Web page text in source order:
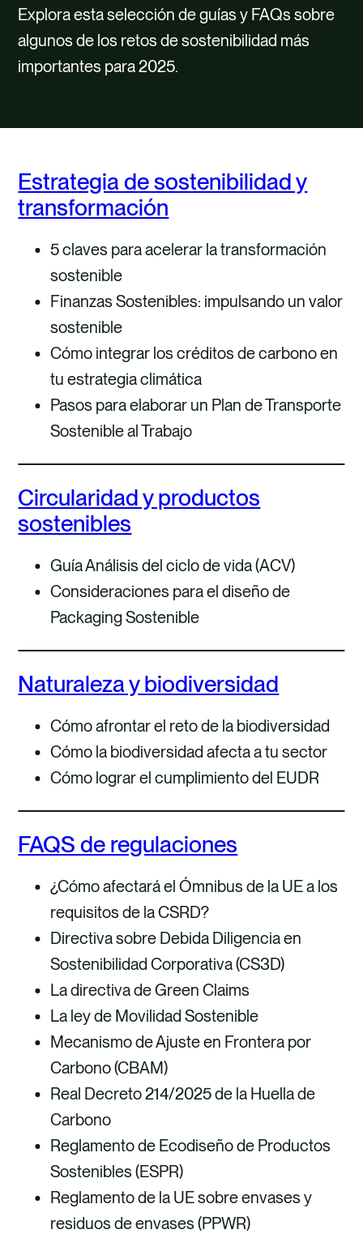
CONTACTO
Explora esta selección de guías y FAQs sobre
algunos de los retos de sostenibilidad más
importantes para 2025.
Estrategia de sostenibilidad y
transformación
5 claves para acelerar la transformación
sostenible
Finanzas Sostenibles: impulsando un valor
sostenible
Cómo integrar los créditos de carbono en
tu estrategia climática
Pasos para elaborar un Plan de Transporte
Sostenible al Trabajo
Circularidad y productos
sostenibles
Guía Análisis del ciclo de vida (ACV)
Consideraciones para el diseño de
Packaging Sostenible
Naturaleza y biodiversidad
Cómo afrontar el reto de la biodiversidad
Cómo la biodiversidad afecta a tu sector
Cómo lograr el cumplimiento del EUDR
FAQS de regulaciones
¿Cómo afectará el Ómnibus de la UE a los
requisitos de la CSRD?
Directiva sobre Debida Diligencia en
Sostenibilidad Corporativa (CS3D)
La directiva de Green Claims
La ley de Movilidad Sostenible
Mecanismo de Ajuste en Frontera por
Carbono (CBAM)
Real Decreto 214/2025 de la Huella de
Carbono
Reglamento de Ecodiseño de Productos
Sostenibles (ESPR)
Reglamento de la UE sobre envases y
residuos de envases (PPWR)